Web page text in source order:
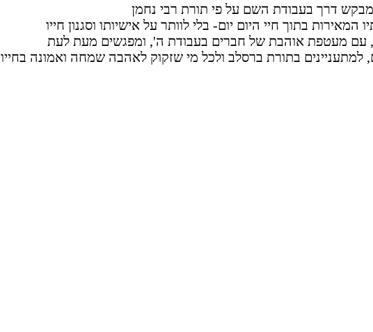
דרך בעבודת השם על פי תורת רבי נחמן
המאירות בתוך חיי היום יום- בלי לוותר על אישיותו וסגנון חייו
עם מעטפת אוהבת של חברים בעבודת ה', ומפגשים מעת לעת
למתעניינים בתורת ברסלב ולכל מי שזקוק לאהבה שמחה ואמונה בחייו